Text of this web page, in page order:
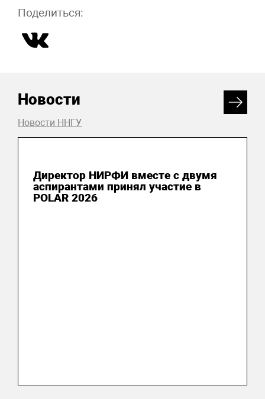
Поделиться:
Новости
Новости ННГУ
Директор НИРФИ вместе с двумя
аспирантами принял участие в
POLAR 2026